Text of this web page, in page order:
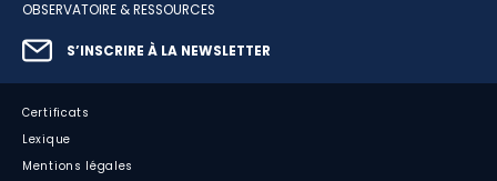
OBSERVATOIRE & RESSOURCES
S’INSCRIRE À LA NEWSLETTER
Certificats
Lexique
Mentions légales